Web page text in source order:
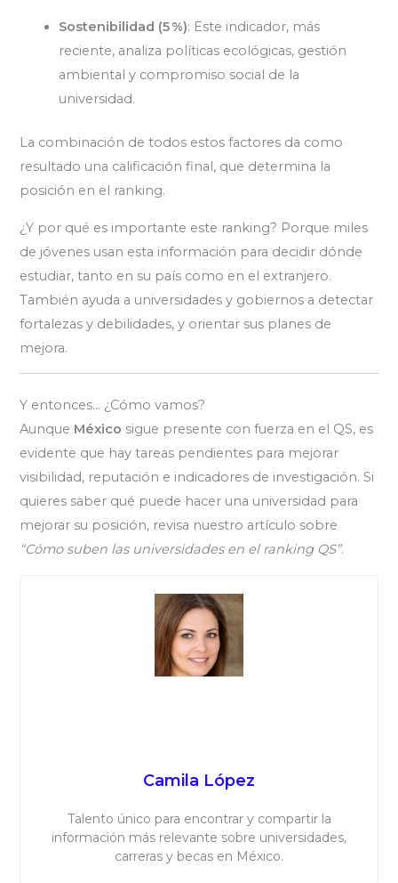
Sostenibilidad (5 %): Este indicador, más
reciente, analiza políticas ecológicas, gestión
ambiental y compromiso social de la
universidad.
La combinación de todos estos factores da como
resultado una calificación final, que determina la
posición en el ranking.
¿Y por qué es importante este ranking? Porque miles
de jóvenes usan esta información para decidir dónde
estudiar, tanto en su país como en el extranjero.
También ayuda a universidades y gobiernos a detectar
fortalezas y debilidades, y orientar sus planes de
mejora.
Y entonces… ¿Cómo vamos?
Aunque México sigue presente con fuerza en el QS, es
evidente que hay tareas pendientes para mejorar
visibilidad, reputación e indicadores de investigación. Si
quieres saber qué puede hacer una universidad para
mejorar su posición, revisa nuestro artículo sobre
“Cómo suben las universidades en el ranking QS”.
Camila López
Talento único para encontrar y compartir la
información más relevante sobre universidades,
carreras y becas en México.